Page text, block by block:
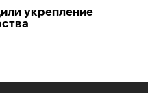
укрепление